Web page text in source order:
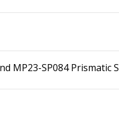
MP23-SP084 Prismatic